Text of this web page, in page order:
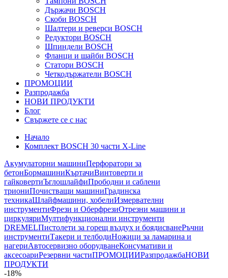
Държачи BOSCH
Скоби BOSCH
Шалтери и реверси BOSCH
Редуктори BOSCH
Шпиндели BOSCH
Фланци и шайби BOSCH
Статори BOSCH
Четкодържатели BOSCH
ПРОМОЦИИ
Разпродажба
НОВИ ПРОДУКТИ
Блог
Свържете се с нас
Начало
Комплект BOSCH 30 части X-Line
Акумулаторни машиниПерфоратори за
бетонБормашиниКъртачиВинтоверти и
гайковертиЪглошлайфиПрободни и саблени
триониПочистващи машиниГрадинска
техникаШлайфмашини, хобелиИзмервателни
инструментиФрези и ОберфрезиОтрезни машини и
циркуляриМултифункционални инструменти
DREMELПистолети за горещ въздух и боядисванеРъчни
инструментиТакери и телбодиНожици за ламарина и
нагериАвтосервизно оборудванеКонсумативи и
аксесоариРезервни частиПРОМОЦИИРазпродажбаНОВИ
ПРОДУКТИ
-18%